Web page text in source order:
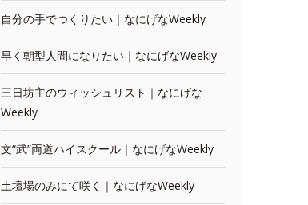
自分の手でつくりたい｜なにげなWeekly
早く朝型人間になりたい｜なにげなWeekly
三日坊主のウィッシュリスト｜なにげな
Weekly
文“武”両道ハイスクール｜なにげなWeekly
土壇場のみにて咲く｜なにげなWeekly